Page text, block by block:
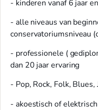
- kinderen vanaf 6 jaar
- alle niveaus van
conservatoriumsniveau
- professionele (
dan 20 jaar ervaring
- Pop, Rock, Folk, Blues,
- akoestisch of elektrisch